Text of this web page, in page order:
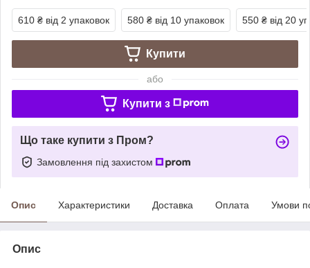
610 ₴ від 2 упаковок 580 ₴ від 10 упаковок 550 ₴ від 20
Купити
або
Купити з
Що таке купити з Пром?
Замовлення під захистом
Опис Характеристики Доставка Оплата Умови
Опис